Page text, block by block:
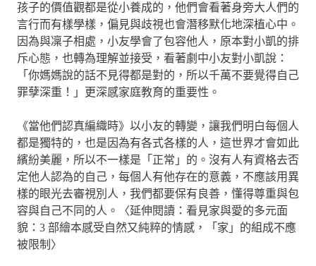
孩子的價值觀都是從小養成的，他們會看著身旁大人們的
言行而有樣學樣，偏見與歧視也會潛移默化地深植心中。
因為與凜子相處，小友學會了包容他人，原本對小凱的排
斥心態，也轉為理解並接受，看著劇中小友對小凱說：
「你媽媽說的話不見得都是對的，所以千萬不要覺得自己
罪孽深重！」更深感家庭教育的重要性。
《當他們認真編織時》以小友的轉變，讓我們明白每個人
都是獨特的，也是因為有各式各樣的人，這世界才會如此
繽紛美麗，所以不一樣是「正常」的。沒有人有資格去否
定他人認為的自己，每個人有他存在的意義，不應該用異
樣的眼光去審視別人，我們都要保有良善，懂得尊重與包
容與自己不同的人。〈延伸閱讀：看見家與愛的多元面
貌：3 部繪本感受自然又純粹的情感，「家」的組成不應
被限制〉